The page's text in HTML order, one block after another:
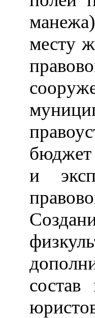
месту
бюджет
и
состав